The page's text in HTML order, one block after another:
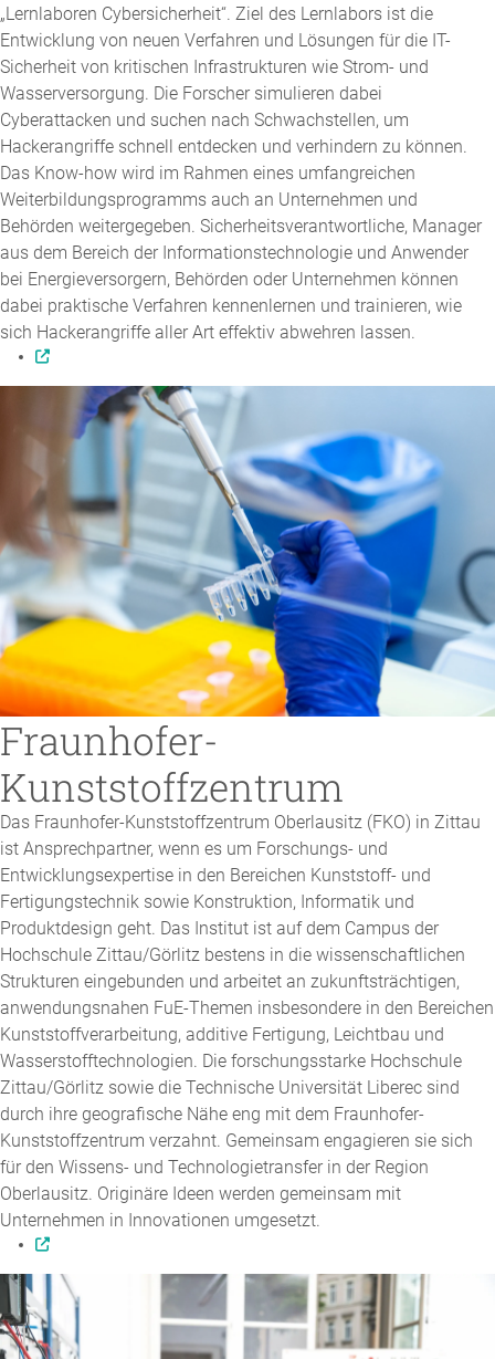
„Lernlaboren Cybersicherheit“. Ziel des Lernlabors ist die
Entwicklung von neuen Verfahren und Lösungen für die IT-
Sicherheit von kritischen Infrastrukturen wie Strom- und
Wasserversorgung. Die Forscher simulieren dabei
Cyberattacken und suchen nach Schwachstellen, um
Hackerangriffe schnell entdecken und verhindern zu können.
Das Know-how wird im Rahmen eines umfangreichen
Weiterbildungsprogramms auch an Unternehmen und
Behörden weitergegeben. Sicherheitsverantwortliche, Manager
aus dem Bereich der Informationstechnologie und Anwender
bei Energieversorgern, Behörden oder Unternehmen können
dabei praktische Verfahren kennenlernen und trainieren, wie
sich Hackerangriffe aller Art effektiv abwehren lassen.
Fraunhofer-
Kunststoffzentrum
Das Fraunhofer-Kunststoffzentrum Oberlausitz (FKO) in Zittau
ist Ansprechpartner, wenn es um Forschungs- und
Entwicklungsexpertise in den Bereichen Kunststoff- und
Fertigungstechnik sowie Konstruktion, Informatik und
Produktdesign geht. Das Institut ist auf dem Campus der
Hochschule Zittau/Görlitz bestens in die wissenschaftlichen
Strukturen eingebunden und arbeitet an zukunftsträchtigen,
anwendungsnahen FuE-Themen insbesondere in den Bereichen
Kunststoffverarbeitung, additive Fertigung, Leichtbau und
Wasserstofftechnologien. Die forschungsstarke Hochschule
Zittau/Görlitz sowie die Technische Universität Liberec sind
durch ihre geografische Nähe eng mit dem Fraunhofer-
Kunststoffzentrum verzahnt. Gemeinsam engagieren sie sich
für den Wissens- und Technologietransfer in der Region
Oberlausitz. Originäre Ideen werden gemeinsam mit
Unternehmen in Innovationen umgesetzt.